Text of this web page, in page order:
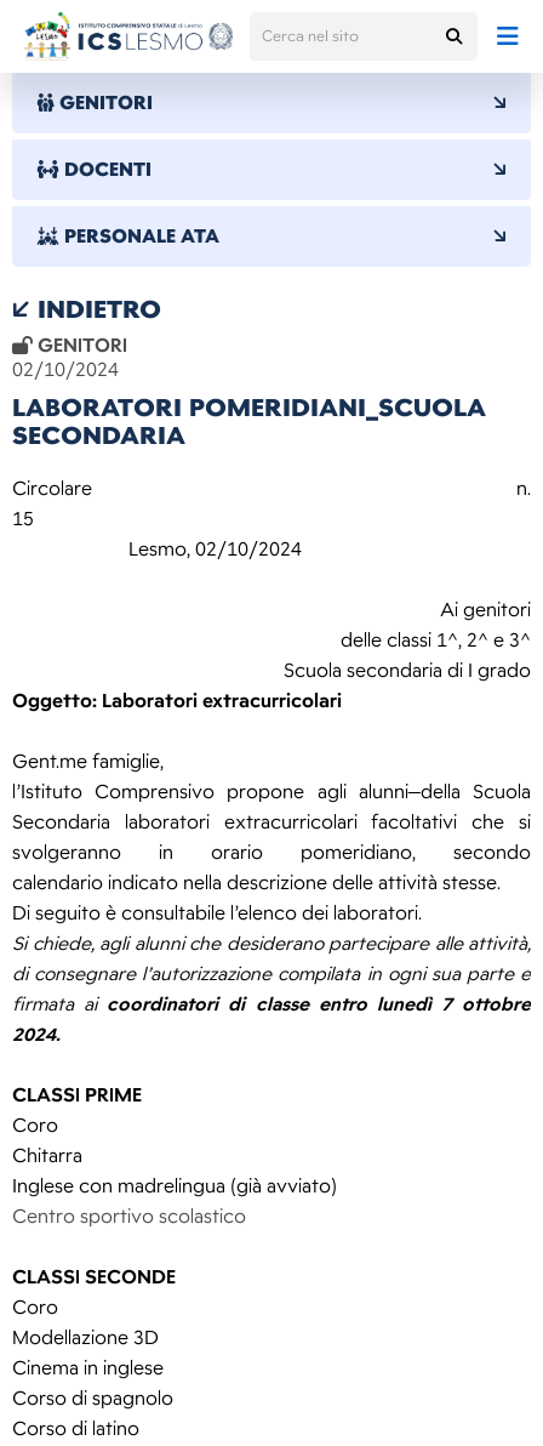
GENITORI
DOCENTI
PERSONALE ATA
INDIETRO
GENITORI
02/10/2024
LABORATORI POMERIDIANI_SCUOLA
SECONDARIA
Circolare n.
15
Lesmo, 02/10/2024
Ai genitori
delle classi 1^, 2^ e 3^
Scuola secondaria di I grado
Oggetto: Laboratori extracurricolari
Gent.me famiglie,
l’Istituto Comprensivo propone agli alunni della Scuola
Secondaria laboratori extracurricolari facoltativi che si
svolgeranno in orario pomeridiano, secondo
calendario indicato nella descrizione delle attività stesse.
Di seguito è consultabile l’elenco dei laboratori.
Si chiede, agli alunni che desiderano partecipare alle attività,
di consegnare l’autorizzazione compilata in ogni sua parte e
firmata ai coordinatori di classe entro lunedì 7 ottobre
2024.
CLASSI PRIME
Coro
Chitarra
Inglese con madrelingua (già avviato)
Centro sportivo scolastico
CLASSI SECONDE
Coro
Modellazione 3D
Cinema in inglese
Corso di spagnolo
Corso di latino